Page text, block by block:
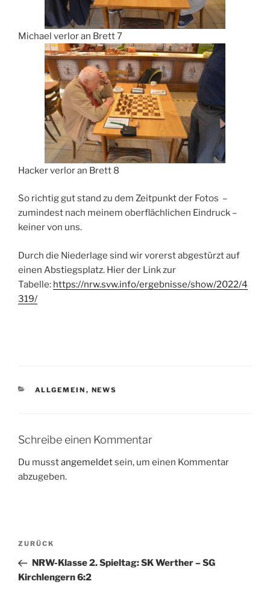
Michael verlor an Brett 7
Hacker verlor an Brett 8
So richtig gut stand zu dem Zeitpunkt der Fotos –
zumindest nach meinem oberflächlichen Eindruck –
keiner von uns.
Durch die Niederlage sind wir vorerst abgestürzt auf
einen Abstiegsplatz. Hier der Link zur
Tabelle: https://nrw.svw.info/ergebnisse/show/2022/4
319/
KATEGORIEN
ALLGEMEIN , NEWS
Schreibe einen Kommentar
Du musstangemeldetsein, um einen Kommentar
abzugeben.
Beitragsnavigation
Vorheriger
Beitrag
ZURÜCK
NRW-Klasse 2. Spieltag: SK Werther – SG
Kirchlengern 6:2